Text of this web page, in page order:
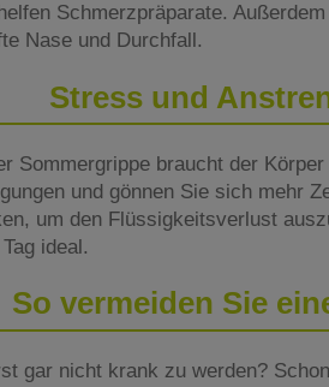
Schmerzpräparate.
Nase und Durchfall.
Stress und
Sommergrippe braucht der
und gönnen Sie sich mehr
um den Flüssigkeitsverlust
ideal.
So vermeiden Sie
gar nicht krank zu werden?